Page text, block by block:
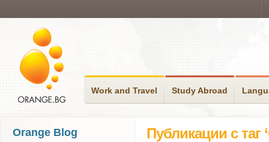
Work and Travel Study Abroad
Orange Blog Публикации с